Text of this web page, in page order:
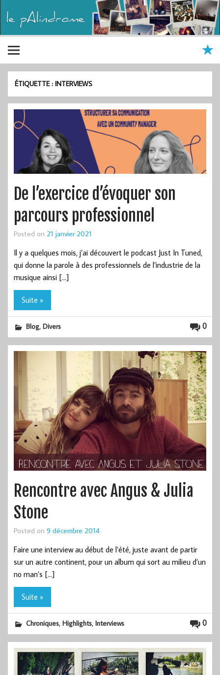
ÉTIQUETTE :INTERVIEWS
De l’exercice d’évoquer son
parcours professionnel
Posted on 21 janvier 2021
Il y a quelques mois, j’ai découvert le podcast Just In Tuned,
qui donne la parole à des professionnels de l’industrie de la
musique ainsi […]
Suite »
0
Blog,Divers
Rencontre avec Angus & Julia
Stone
Posted on 9 décembre 2014
Faire une interview au début de l’été, juste avant de partir
sur un autre continent, pour un album qui sort au milieu d’un
no man’s […]
Suite »
0
Chroniques,Highlights,Interviews